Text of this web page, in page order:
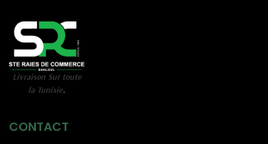
Livraison Sur toute
la Tunisie.
CONTACT